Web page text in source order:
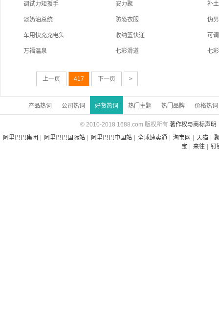
调试力矩扳手 安力聚 补
淡奶油总统 防恐衣服 伪
车用快充充电头 收纳篮快递 可
万福温泉 七彩滑道 七
上一页 417 下一页 >
产品热词 公司热词 好货热词 热门主题 热门品牌 价格热词
© 2010-2018 1688.com 版权所有 著作权与商标声明
阿里巴巴集团
阿里巴巴国际站 阿里巴巴中国站 全球速卖通 淘宝网 天猫
宝
来往 钉